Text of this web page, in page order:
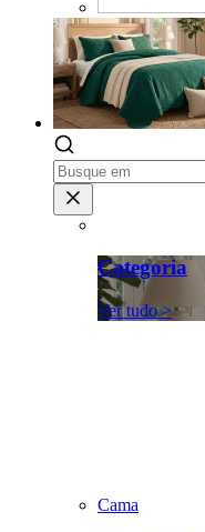
Categoria
Ver tudo >
Cama